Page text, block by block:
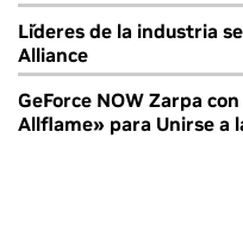
Líderes de la industria
Alliance
GeForce NOW Zarpa
Allflame» para Unirse a